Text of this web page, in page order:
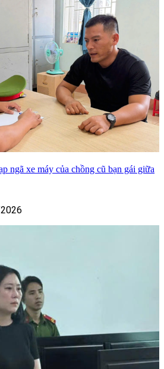
ngã xe máy của chồng cũ bạn gái giữa